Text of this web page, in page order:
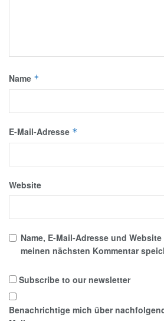
Name *
E-Mail-Adresse *
Website
Name, E-Mail-Adresse und
meinen nächsten Kommentar
Subscribe to our newsletter
Benachrichtige mich über